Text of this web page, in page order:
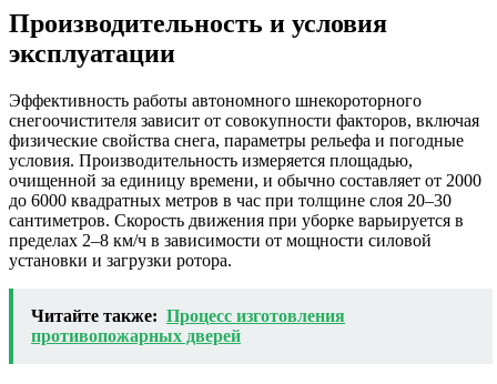
Производительность и условия
эксплуатации
Эффективность работы автономного шнекороторного
снегоочистителя зависит от совокупности факторов, включая
физические свойства снега, параметры рельефа и погодные
условия. Производительность измеряется площадью,
очищенной за единицу времени, и обычно составляет от 2000
до 6000 квадратных метров в час при толщине слоя 20–30
сантиметров. Скорость движения при уборке варьируется в
пределах 2–8 км/ч в зависимости от мощности силовой
установки и загрузки ротора.
Читайте также: Процесс изготовления
противопожарных дверей